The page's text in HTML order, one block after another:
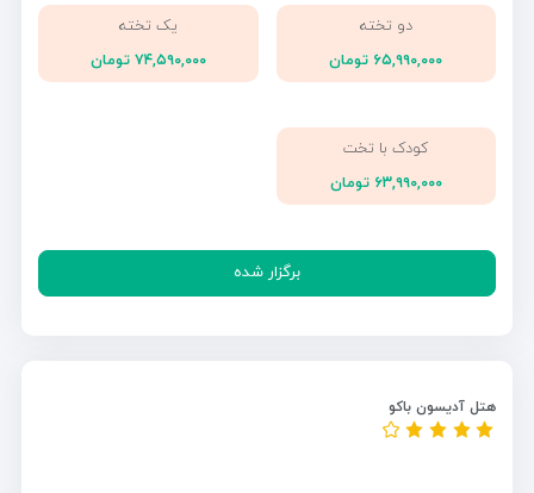
دو تخته
۶۵,۹۹۰,۰۰۰ تومان
یک تخته
۷۴,۵۹۰,۰۰۰ تومان
کودک با تخت
۶۳,۹۹۰,۰۰۰ تومان
برگزار شده
هتل آدیسون باکو